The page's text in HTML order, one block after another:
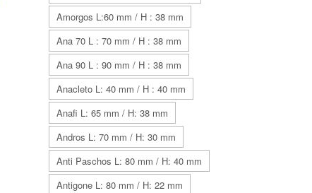
Amorgos L:60 mm / H : 38 mm
Ana 70 L : 70 mm / H : 38 mm
Ana 90 L : 90 mm / H : 38 mm
Anacleto L: 40 mm / H : 40 mm
Anafi L: 65 mm / H: 38 mm
Andros L: 70 mm / H: 30 mm
Anti Paschos L: 80 mm / H: 40 mm
Antigone L: 80 mm / H: 22 mm